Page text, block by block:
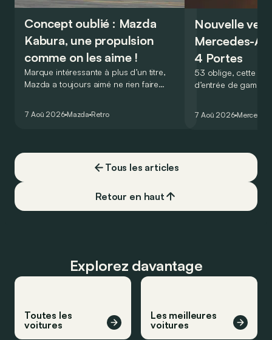
Concept oublié : Mazda
Kabura, une propulsion
comme on les aime !
Marque intéressante à plus d’un titre,
Mazda a toujours aimé ne rien faire
de la plus belle des manières…
7 Aoû 2026 Mazda Retro
Nouvelle
Mercedes-
4 Portes
53 oblige, cette
d’entrée de
moins…
7 Aoû 2026 Mercedes
Tous les articles
Retour en haut
Explorez davantage
Toutes les
voitures
Les meilleures
voitures